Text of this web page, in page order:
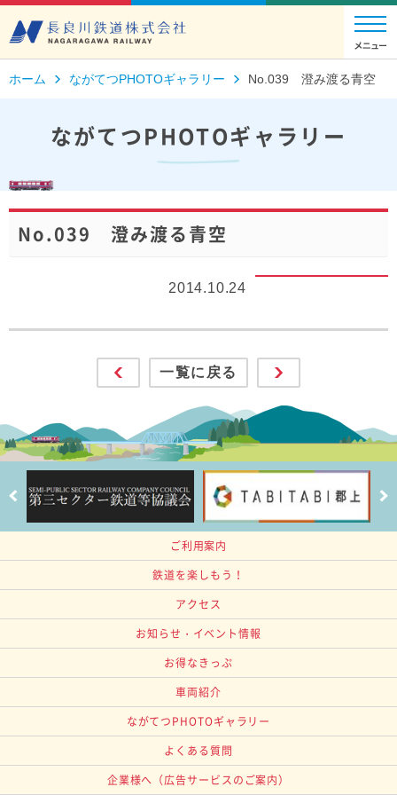
ホーム ながてつPHOTOギャラリー No.039 澄み渡る青空
ながてつPHOTOギャラリー
No.039 澄み渡る青空
2014.10.24
一覧に戻る
ご利用案内
鉄道を楽しもう！
アクセス
お知らせ・イベント情報
お得なきっぷ
車両紹介
ながてつPHOTOギャラリー
よくある質問
企業様へ （広告サービスのご案内）